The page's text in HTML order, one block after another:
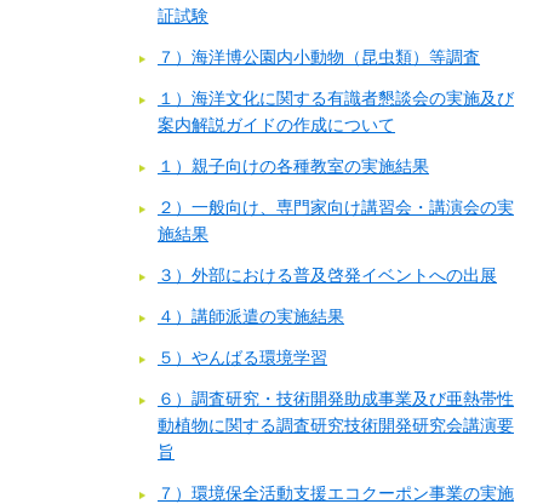
証試験
７）海洋博公園内小動物（昆虫類）等調査
１）海洋文化に関する有識者懇談会の実施及び
案内解説ガイドの作成について
１）親子向けの各種教室の実施結果
２）一般向け、専門家向け講習会・講演会の実
施結果
３）外部における普及啓発イベントへの出展
４）講師派遣の実施結果
５）やんばる環境学習
６）調査研究・技術開発助成事業及び亜熱帯性
動植物に関する調査研究技術開発研究会講演要
旨
７）環境保全活動支援エコクーポン事業の実施